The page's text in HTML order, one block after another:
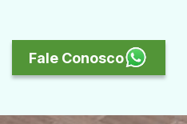
Fale Conosco